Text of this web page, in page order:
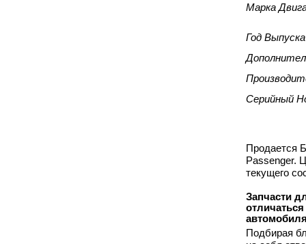
Марка
Год Выпуска
Серийный
Продается
Passenger.
текущего
Запчасти
Подбирая